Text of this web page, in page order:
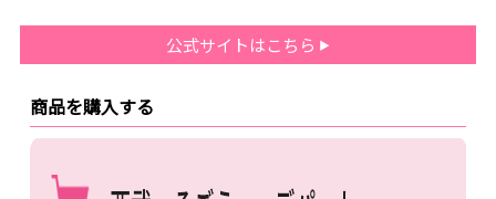
公式サイトはこちら
商品を購入する